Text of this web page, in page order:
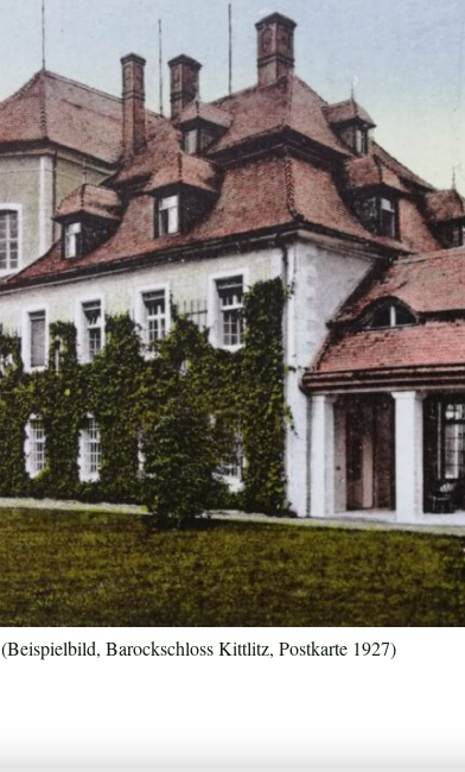
(Beispielbild, Barockschloss Kittlitz, Postkarte 1927)